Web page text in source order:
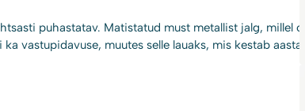
puhastatav. Matistatud must metallist jalg, millel
vastupidavuse, muutes selle lauaks, mis kestab